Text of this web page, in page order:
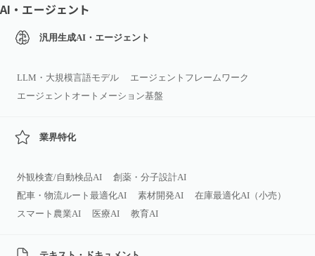
AI・エージェント
汎用生成AI・エージェント
LLM・大規模言語モデル
エージェントフレームワーク
エージェントオートメーション基盤
業界特化
外観検査/自動検品AI
創薬・分子設計AI
配車・物流ルート最適化AI
素材開発AI
在庫最適化AI（小売）
スマート農業AI
医療AI 教育AI